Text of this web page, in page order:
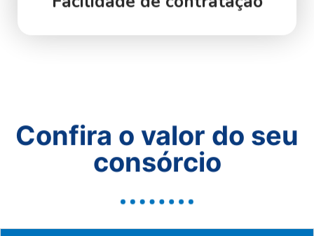
Confira o valor do seu
consórcio